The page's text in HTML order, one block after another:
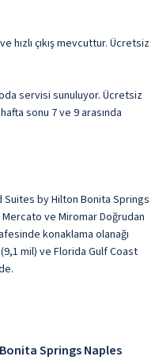
hızlı çıkış mevcuttur. Ücretsiz
servisi sunuluyor. Ücretsiz
sonu 7 ve 9 arasında
by Hilton Bonita Springs
ve Miromar Doğrudan
konaklama olanağı
mil) ve Florida Gulf Coast
Springs Naples